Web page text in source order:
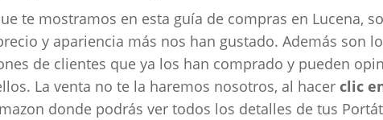
te mostramos en esta guía de compras en Lucena,
y apariencia más nos han gustado. Además son
de clientes que ya los han comprado y pueden
La venta no te la haremos nosotros, al hacerclic
donde podrás ver todos los detalles de tus